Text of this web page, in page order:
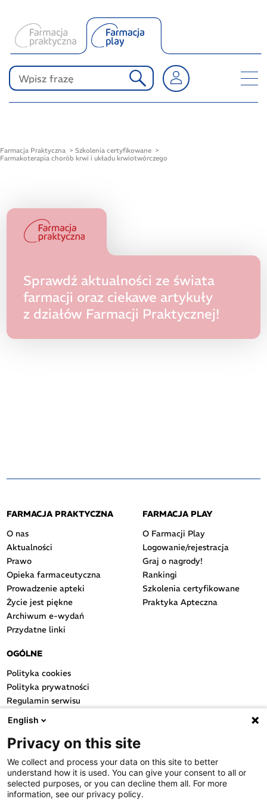
Produkty Polpharmy
KONKURSY
Farmacja Praktyczna
Szkolenia certyfikowane
Farmakoterapia chorób krwi i układu krwiotwórczego
Sprawdź aktualności ze świata
farmacji oraz ciekawe artykuły
z działów Farmacji Praktycznej!
FARMACJA PRAKTYCZNA
O nas
Aktualności
Prawo
Opieka farmaceutyczna
Prowadzenie apteki
Życie jest piękne
Archiwum e-wydań
Przydatne linki
FARMACJA PLAY
O Farmacji Play
Logowanie/rejestracja
Graj o nagrody!
Rankingi
Szkolenia certyfikowane
Praktyka Apteczna
OGÓLNE
Polityka cookies
Polityka prywatności
Regulamin serwisu
Regulamin konkursu
Farmacja Play
Regulamin konkursu Lakcid
Regulamin konkursu Acard
Regulamin konkursu Biotebal
Regulamin konkursu Asmenol
English
Privacy on this site
We collect and process your data on this site to better
understand how it is used. You can give your consent to all or
selected purposes, or you can decline them all. For more
information, see our privacy policy.